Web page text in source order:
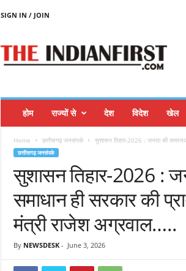
SIGN IN / JOIN
होम राज्यों से देश विदेश खेल
Home छत्तीसगढ़ जनसंपर्क सुशासन तिहार-2026 : जनता की
छत्तीसगढ़ जनसंपर्क
सुशासन तिहार-2026 :
समाधान ही सरकार की
मंत्री राजेश अग्रवाल…..
By NEWSDESK- June 3, 2026